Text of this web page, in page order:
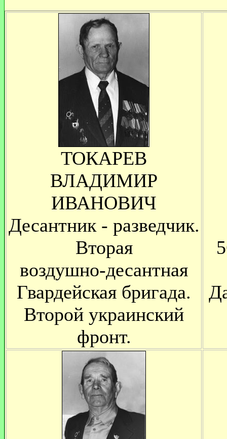
ТОКАРЕВ
ВЛАДИМИР
ИВАНОВИЧ
Десантник - разведчик.
Вторая
воздушно-десантная
Гвардейская бригада.
Второй украинский
фронт.